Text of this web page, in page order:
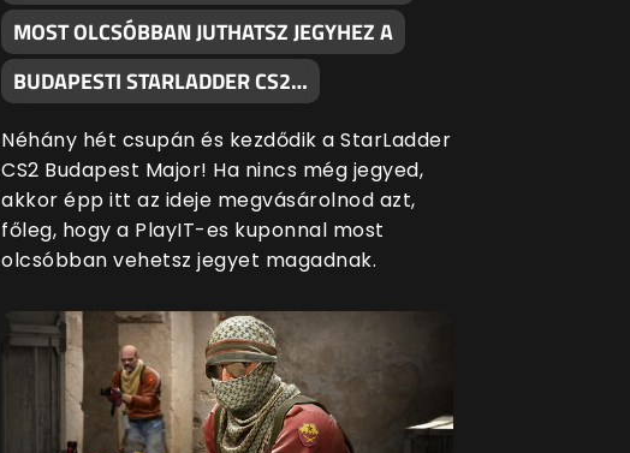
MOST OLCSÓBBAN JUTHATSZ JEGYHEZ A
BUDAPESTI STARLADDER CS2…
Néhány hét csupán és kezdődik a StarLadder
CS2 Budapest Major! Ha nincs még jegyed,
akkor épp itt az ideje megvásárolnod azt,
főleg, hogy a PlayIT-es kuponnal most
olcsóbban vehetsz jegyet magadnak.